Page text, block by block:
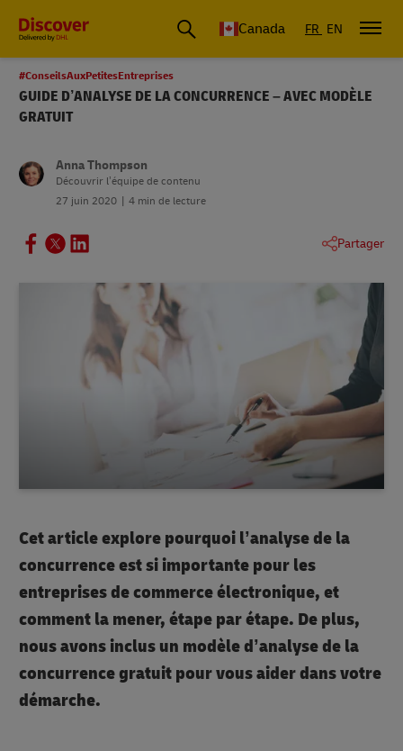
Canada FR EN
#ConseilsAuxPetitesEntreprises
GUIDE D’ANALYSE DE LA CONCURRENCE – AVEC MODÈLE
GRATUIT
Anna Thompson
Découvrir l’équipe de contenu
27 juin 2020
4 min de lecture
Partager
Cet article explore pourquoi l’analyse de la
concurrence est si importante pour les
entreprises de commerce électronique, et
comment la mener, étape par étape. De plus,
nous avons inclus un modèle d’analyse de la
concurrence gratuit pour vous aider dans votre
démarche.